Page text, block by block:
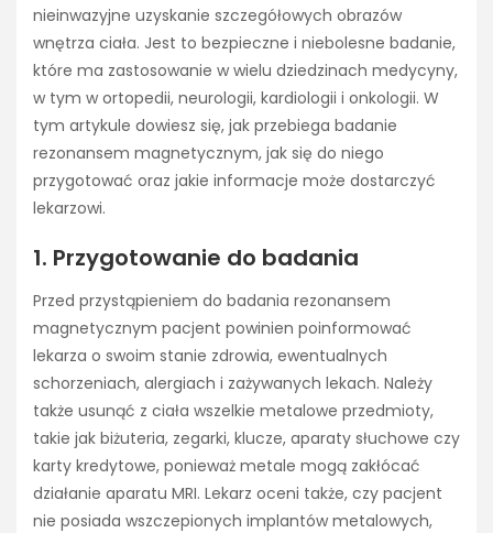
nieinwazyjne uzyskanie szczegółowych obrazów
wnętrza ciała. Jest to bezpieczne i niebolesne badanie,
które ma zastosowanie w wielu dziedzinach medycyny,
w tym w ortopedii, neurologii, kardiologii i onkologii. W
tym artykule dowiesz się, jak przebiega badanie
rezonansem magnetycznym, jak się do niego
przygotować oraz jakie informacje może dostarczyć
lekarzowi.
1. Przygotowanie do badania
Przed przystąpieniem do badania rezonansem
magnetycznym pacjent powinien poinformować
lekarza o swoim stanie zdrowia, ewentualnych
schorzeniach, alergiach i zażywanych lekach. Należy
także usunąć z ciała wszelkie metalowe przedmioty,
takie jak biżuteria, zegarki, klucze, aparaty słuchowe czy
karty kredytowe, ponieważ metale mogą zakłócać
działanie aparatu MRI. Lekarz oceni także, czy pacjent
nie posiada wszczepionych implantów metalowych,